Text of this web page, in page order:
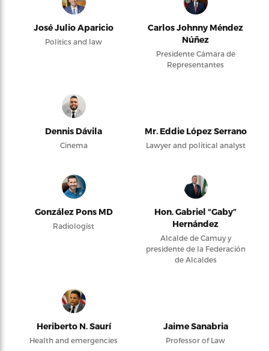
José Julio Aparicio
Politics and law
Carlos Johnny Méndez
Núñez
Presidente Cámara de
Representantes
Dennis Dávila
Cinema
Mr. Eddie López Serrano
Lawyer and political analyst
González Pons MD
Radiologist
Hon. Gabriel “Gaby”
Hernández
Alcalde de Camuy y
presidente de la Federación
de Alcaldes
Heriberto N. Saurí
Health and emergencies
Jaime Sanabria
Professor of Law